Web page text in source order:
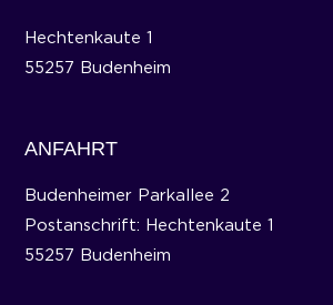
Hechtenkaute 1
55257 Budenheim
ANFAHRT
Budenheimer Parkallee 2
Postanschrift: Hechtenkaute 1
55257 Budenheim